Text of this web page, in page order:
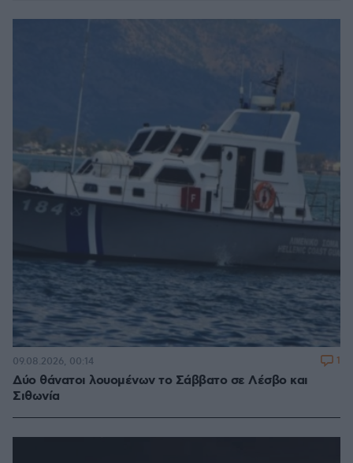
Δύο θάνατοι λουομένων το Σάββατο σε Λέσβο και
Σιθωνία
09.08.2026, 00:14 1